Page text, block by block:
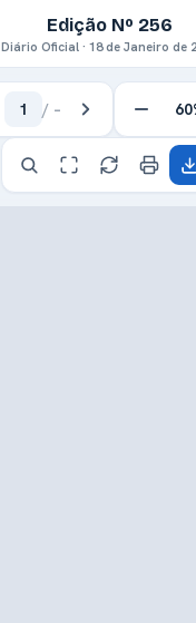
Edição Nº 256
Diário Oficial · 18 de Janeiro de
1 / –